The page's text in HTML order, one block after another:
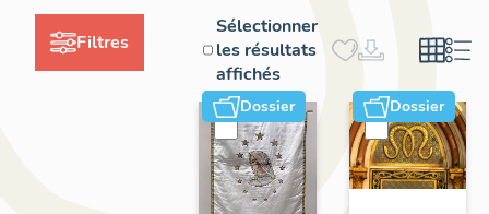
Filtres
Sélectionner
les résultats
affichés
Dossier Dossier